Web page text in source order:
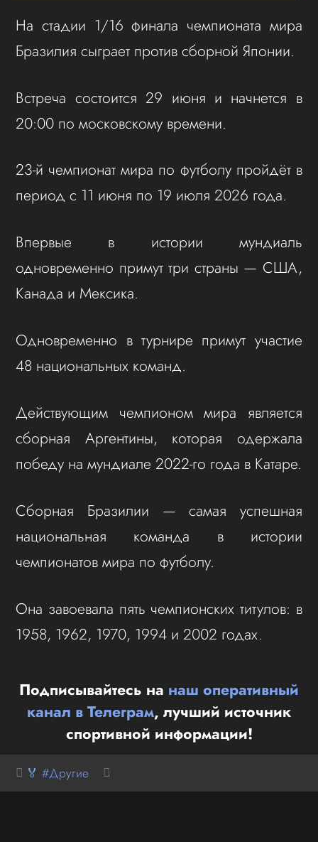
На стадии 1/16 финала чемпионата мира
Бразилия сыграет против сборной Японии.
Встреча состоится 29 июня и начнется в
20:00 по московскому времени.
23-й чемпионат мира по футболу пройдёт в
период с 11 июня по 19 июля 2026 года.
Впервые в истории мундиаль
одновременно примут три страны — США,
Канада и Мексика.
Одновременно в турнире примут участие
48 национальных команд.
Действующим чемпионом мира является
сборная Аргентины, которая одержала
победу на мундиале 2022-го года в Катаре.
Сборная Бразилии — самая успешная
национальная команда в истории
чемпионатов мира по футболу.
Она завоевала пять чемпионских титулов: в
1958, 1962, 1970, 1994 и 2002 годах.
Подписывайтесь на наш оперативный
канал в Телеграм, лучший источник
спортивной информации!
🏅 #Другие